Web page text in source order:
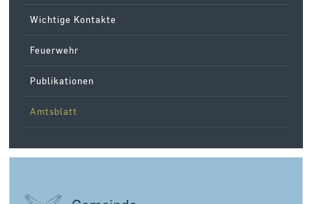
Wichtige Kontakte
Feuerwehr
Publikationen
Amtsblatt